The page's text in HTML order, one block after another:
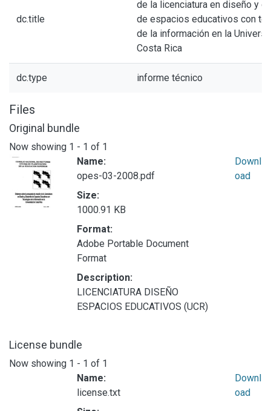
dc.title
de la licenciatura en diseño y
de espacios educativos con
de la información en la
Costa Rica
dc.type informe técnico
Files
Original bundle
Now showing 1 - 1 of 1
Name:
opes-03-2008.pdf
Size:
1000.91 KB
Format:
Adobe Portable Document
Format
Description:
LICENCIATURA DISEÑO
ESPACIOS EDUCATIVOS (UCR)
Downl
oad
License bundle
Now showing 1 - 1 of 1
Name:
license.txt
Downl
oad